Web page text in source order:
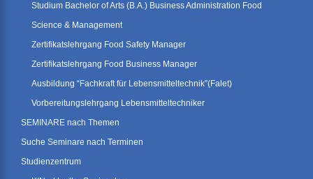
Studium Bachelor of Arts (B.A.) Business Administration Food
Science & Management
Zertifikatslehrgang Food Safety Manager
Zertifikatslehrgang Food Business Manager
Ausbildung “Fachkraft für Lebensmitteltechnik”(Falet)
Vorbereitungslehrgang Lebensmitteltechniker
SEMINARE nach Themen
Suche Seminare nach Terminen
Studienzentrum